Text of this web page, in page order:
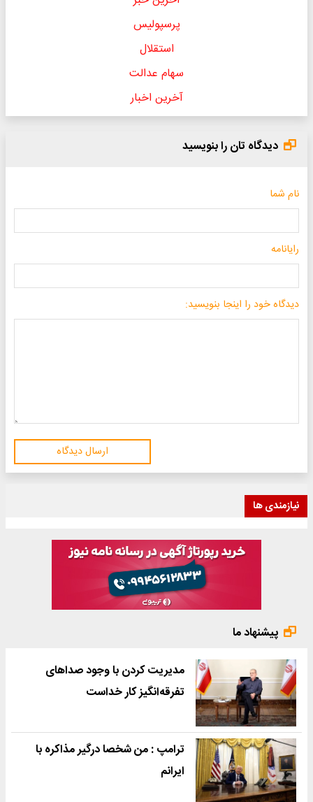
پرسپولیس
استقلال
سهام عدالت
آخرین اخبار
دیدگاه تان را بنویسید
نام شما
رایانامه
دیدگاه خود را اینجا بنویسید:
ارسال دیدگاه
نیازمندی ها
پیشنهاد ما
مدیریت کردن با وجود صداهای
تفرقه‌انگیز کار خداست
ترامپ : من شخصا درگیر مذاکره با
ایرانم